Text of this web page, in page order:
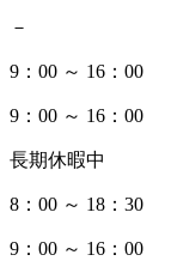
－
9：00 ～ 16：00
9：00 ～ 16：00
長期休暇中
8：00 ～ 18：30
9：00 ～ 16：00